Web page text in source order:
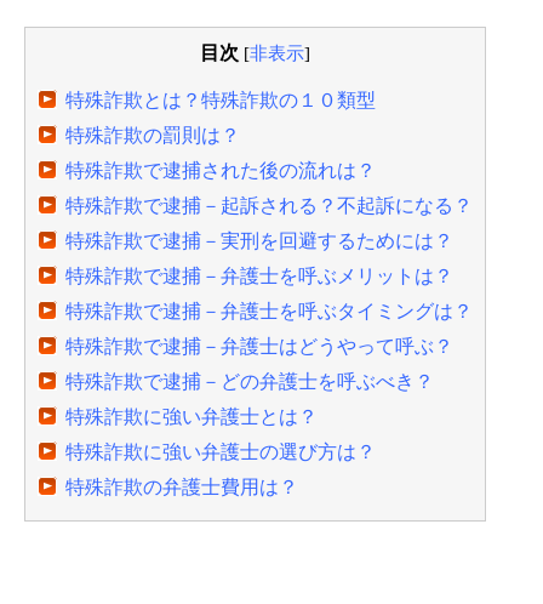
目次 [非表示]
特殊詐欺とは？特殊詐欺の１０類型
特殊詐欺の罰則は？
特殊詐欺で逮捕された後の流れは？
特殊詐欺で逮捕－起訴される？不起訴になる？
特殊詐欺で逮捕－実刑を回避するためには？
特殊詐欺で逮捕－弁護士を呼ぶメリットは？
特殊詐欺で逮捕－弁護士を呼ぶタイミングは？
特殊詐欺で逮捕－弁護士はどうやって呼ぶ？
特殊詐欺で逮捕－どの弁護士を呼ぶべき？
特殊詐欺に強い弁護士とは？
特殊詐欺に強い弁護士の選び方は？
特殊詐欺の弁護士費用は？